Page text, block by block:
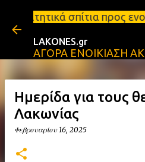
Μετάβαση στο
προς ενοικίαση στη
LAKONES.gr
ΑΓΟΡΑ ΕΝΟΙΚΙΑΣΗ
Ημερίδα για τους
Λακωνίας
Φεβρουαρίου 16, 2025